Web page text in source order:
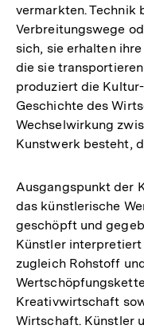
vermarkten. Technik
Verbreitungswege
sich, sie erhalten
die sie
produziert die
Geschichte des
Wechselwirkung
Kunstwerk besteht,
Ausgangspunkt der
das künstlerische
geschöpft und
Künstler
zugleich Rohstoff
Kreativwirtschaft
Wirtschaft. Künstler